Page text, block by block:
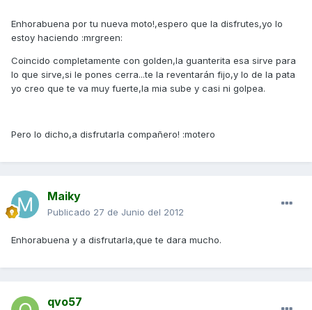
Enhorabuena por tu nueva moto!,espero que la disfrutes,yo lo
estoy haciendo :mrgreen:
Coincido completamente con golden,la guanterita esa sirve para
lo que sirve,si le pones cerra...te la reventarán fijo,y lo de la pata
yo creo que te va muy fuerte,la mia sube y casi ni golpea.
Pero lo dicho,a disfrutarla compañero! :motero
Maiky
Publicado 27 de Junio del 2012
Enhorabuena y a disfrutarla,que te dara mucho.
qvo57